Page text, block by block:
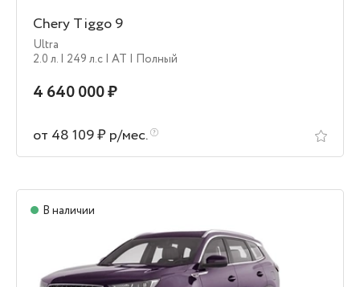
Chery Tiggo 9
Ultra
2.0 л. | 249 л.c | AT | Полный
4 640 000 ₽
от 48 109 ₽ р/мес.
В наличии